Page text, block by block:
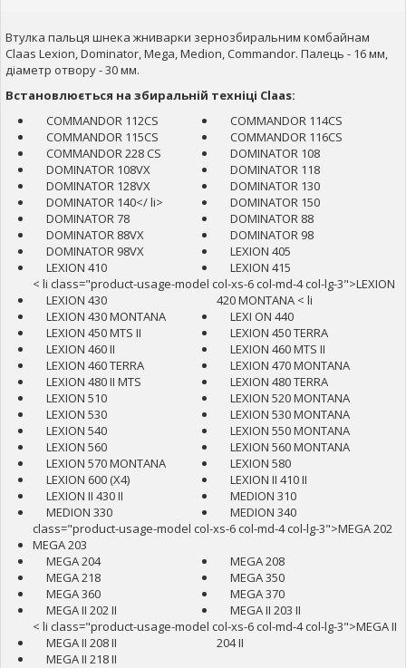
Втулка пальця шнека жниварки зернозбиральним комбайнам
Claas Lexion, Dominator, Mega, Medion, Commandor. Палець - 16 мм,
діаметр отвору - 30 мм.
Встановлюється на збиральній техніці Claas:
COMMANDOR 112CS
COMMANDOR 114CS
COMMANDOR 115CS
COMMANDOR 116CS
COMMANDOR 228 CS
DOMINATOR 108
DOMINATOR 108VX
DOMINATOR 118
DOMINATOR 128VX
DOMINATOR 130
DOMINATOR 140</ li>
DOMINATOR 150
DOMINATOR 78
DOMINATOR 88
DOMINATOR 88VX
DOMINATOR 98
DOMINATOR 98VX
LEXION 405
LEXION 410
LEXION 415
< li class="product-usage-model col-xs-6 col-md-4 col-lg-3">LEXION
420 MONTANA
LEXION 430
LEXION 430 MONTANA
LEXI ON 440
LEXION 450 MTS II
LEXION 450 TERRA
LEXION 460 II
LEXION 460 MTS II
LEXION 460 TERRA
LEXION 470 MONTANA
LEXION 480 II MTS
LEXION 480 TERRA
LEXION 510
LEXION 520 MONTANA
LEXION 530
LEXION 530 MONTANA
LEXION 540
LEXION 550 MONTANA
LEXION 560
LEXION 560 MONTANA
LEXION 570 MONTANA
LEXION 580
LEXION 600 (X4)
LEXION II 410 II
LEXION II 430 II
MEDION 310
MEDION 330
MEDION 340
< li
class="product-usage-model col-xs-6 col-md-4 col-lg-3">MEGA 202
MEGA 203
MEGA 204
MEGA 208
MEGA 218
MEGA 350
MEGA 360
MEGA 370
MEGA II 202 II
MEGA II 203 II
< li class="product-usage-model col-xs-6 col-md-4 col-lg-3">MEGA II
204 II
MEGA II 208 II
MEGA II 218 II